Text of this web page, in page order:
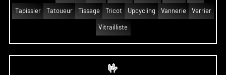
Tapissier Tatoueur Tissage Tricot Upcycling Vannerie Verrier
Vitrailliste
🤟